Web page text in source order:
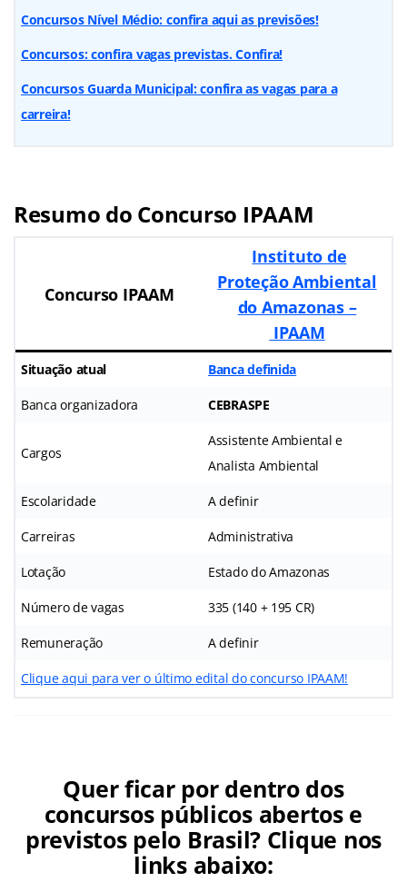
Concursos Nível Médio: confira aqui as previsões!
Concursos: confira vagas previstas. Confira!
Concursos Guarda Municipal: confira as vagas para a
carreira!
Resumo do Concurso IPAAM
Concurso IPAAM
Instituto de
Proteção Ambiental
do Amazonas –
IPAAM
Situação atual Banca definida
Banca organizadora CEBRASPE
Cargos
Assistente Ambiental e
Analista Ambiental
Escolaridade A definir
Carreiras Administrativa
Lotação Estado do Amazonas
Número de vagas 335 (140 + 195 CR)
Remuneração A definir
Clique aqui para ver o último edital do concurso IPAAM!
Quer ficar por dentro dos
concursos públicos abertos e
previstos pelo Brasil? Clique nos
links abaixo: